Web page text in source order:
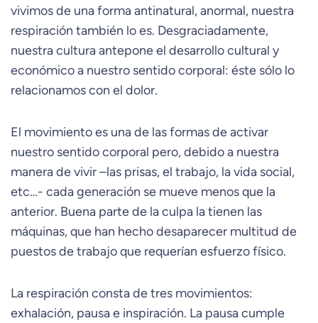
vivimos de una forma antinatural, anormal, nuestra
respiración también lo es. Desgraciadamente,
nuestra cultura antepone el desarrollo cultural y
económico a nuestro sentido corporal: éste sólo lo
relacionamos con el dolor.
El movimiento es una de las formas de activar
nuestro sentido corporal pero, debido a nuestra
manera de vivir –las prisas, el trabajo, la vida social,
etc…- cada generación se mueve menos que la
anterior. Buena parte de la culpa la tienen las
máquinas, que han hecho desaparecer multitud de
puestos de trabajo que requerían esfuerzo físico.
La respiración consta de tres movimientos:
exhalación, pausa e inspiración. La pausa cumple